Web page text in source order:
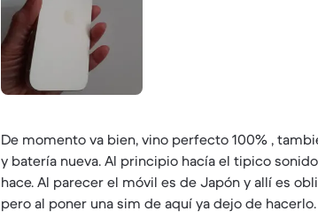
De momento va bien, vino perfecto 100% ,
y batería nueva. Al principio hacía el tipico
hace. Al parecer el móvil es de Japón y allí es obligatorio
pero al poner una sim de aquí ya dejo de hacerlo.